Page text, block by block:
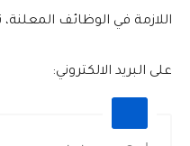
اللازمة في الوظائف
على البريد الالكتروني: